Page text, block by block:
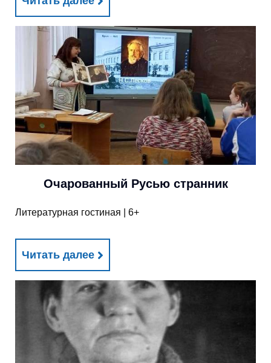
Очарованный Русью странник
Литературная гостиная | 6+
Читать далее